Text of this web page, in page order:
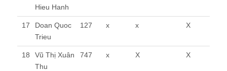
Hieu Hanh
17
Doan Quoc
Trieu
127 x x X
18
Vũ Thị Xuân
Thu
747 x X X